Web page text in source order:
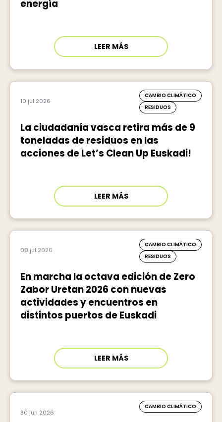
energía
LEER MÁS
10 jul 2026
CAMBIO CLIMÁTICO
RESIDUOS
La ciudadanía vasca retira más de 9
toneladas de residuos en las
acciones de Let’s Clean Up Euskadi!
LEER MÁS
08 jul 2026
CAMBIO CLIMÁTICO
RESIDUOS
En marcha la octava edición de Zero
Zabor Uretan 2026 con nuevas
actividades y encuentros en
distintos puertos de Euskadi
LEER MÁS
30 jun 2026
CAMBIO CLIMÁTICO